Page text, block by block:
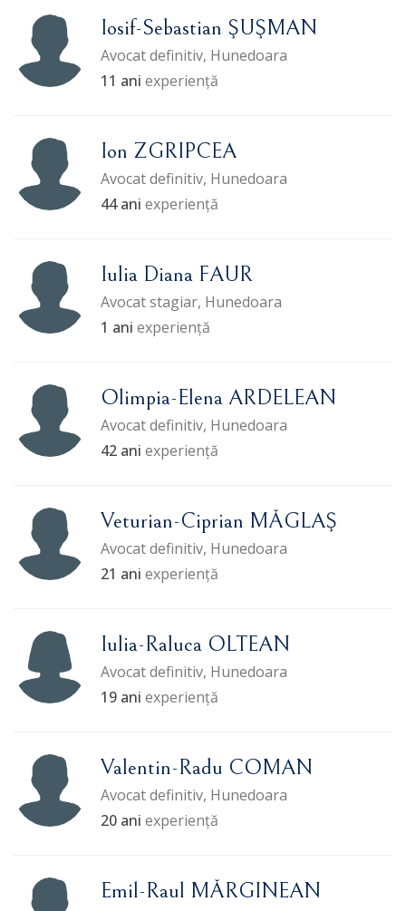
Iosif-Sebastian ŞUŞMAN
Avocat definitiv, Hunedoara
11 ani experiență
Ion ZGRIPCEA
Avocat definitiv, Hunedoara
44 ani experiență
Iulia Diana FAUR
Avocat stagiar, Hunedoara
1 ani experiență
Olimpia-Elena ARDELEAN
Avocat definitiv, Hunedoara
42 ani experiență
Veturian-Ciprian MĂGLAŞ
Avocat definitiv, Hunedoara
21 ani experiență
Iulia-Raluca OLTEAN
Avocat definitiv, Hunedoara
19 ani experiență
Valentin-Radu COMAN
Avocat definitiv, Hunedoara
20 ani experiență
Emil-Raul MĂRGINEAN